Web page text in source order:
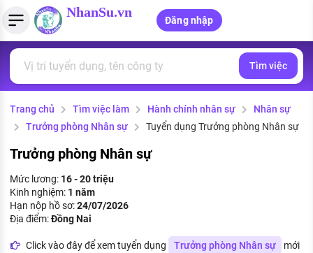
NhanSu.vn
Đăng nhập
Tìm việc làm
Việc làm ngành luật
Việc làm tốt nhất
CÔNG TY
Danh sách nhà tuyển dụng
Quản lý CV
Tải CV lên
MẪU CV THEO STYLE
Mẫu CV đơn giản
Mẫu CV hiện đại
Tính lương Gross - Net
Tính thuế thu nhập cá nhân
PHÁP LUẬT VIỆT NAM
Văn bản pháp luật
Chính sách mới
PHÁP LUẬT LAO ĐỘNG
Lao động và tiền lương
Bảo hiểm và phúc lợi
Thuế thu nhập
Tìm việc
Trang chủ Tìm việc làm Hành chính nhân sự
Nhân sự
Trưởng phòng Nhân sự
Tuyển dụng Trưởng phòng Nhân sự
Trưởng phòng Nhân sự
Mức lương: 16 - 20 triệu
Kinh nghiệm: 1 năm
Hạn nộp hồ sơ:24/07/2026
Địa điểm:Đồng Nai
Click vào đây để xem tuyển dụng Trưởng phòng Nhân sự
mới